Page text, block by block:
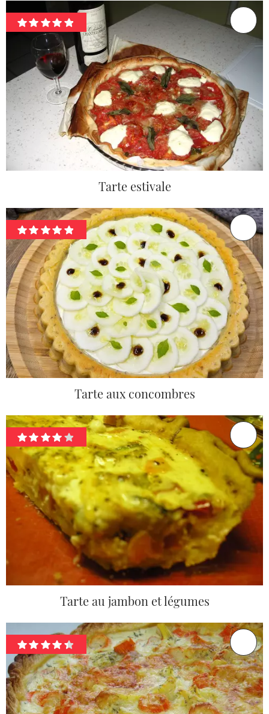
Tarte estivale
Tarte aux concombres
Tarte au jambon et légumes